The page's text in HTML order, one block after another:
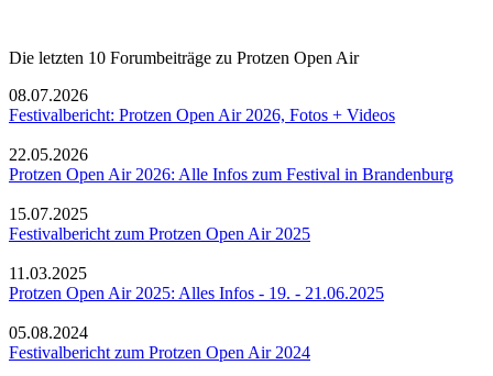
Die letzten 10 Forumbeiträge zu Protzen Open Air
08.07.2026
Festivalbericht: Protzen Open Air 2026, Fotos + Videos
22.05.2026
Protzen Open Air 2026: Alle Infos zum Festival in Brandenburg
15.07.2025
Festivalbericht zum Protzen Open Air 2025
11.03.2025
Protzen Open Air 2025: Alles Infos - 19. - 21.06.2025
05.08.2024
Festivalbericht zum Protzen Open Air 2024